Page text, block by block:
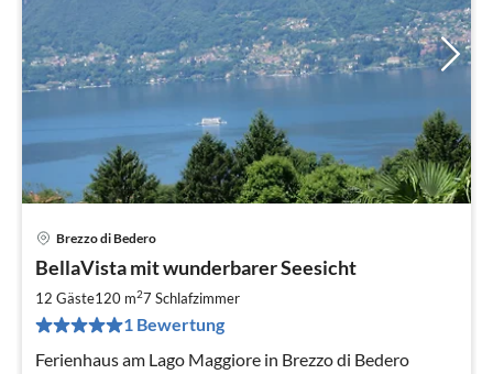
Brezzo di Bedero
BellaVista mit wunderbarer Seesicht
12 Gäste120 m27 Schlafzimmer
1 Bewertung
Ferienhaus am Lago Maggiore in Brezzo di Bedero